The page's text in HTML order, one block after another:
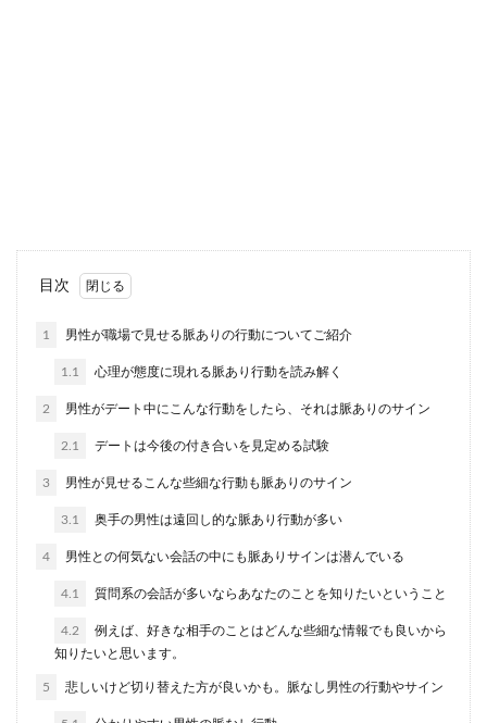
信を持つことができずにいます。そんな男性を好
きになると、...
モラハラ男の特徴を理解し、モラハラ
男との今後を考えていこう
モラハラ男は自分でモラハラをしている事に気が
ついてない、もしくは、モラハラをすることに慣
イケメンなのに結婚しない男性に多い
目次
1 男性が職場で見せる脈ありの行動についてご紹介
1.1 心理が態度に現れる脈あり行動を読み解く
2 男性がデート中にこんな行動をしたら、それは脈ありのサイン
2.1 デートは今後の付き合いを見定める試験
3 男性が見せるこんな些細な行動も脈ありのサイン
3.1 奥手の男性は遠回し的な脈あり行動が多い
4 男性との何気ない会話の中にも脈ありサインは潜んでいる
4.1 質問系の会話が多いならあなたのことを知りたいということ
4.2
例えば、好きな相手のことはどんな些細な情報でも良いから
知りたいと思います。
5 悲しいけど切り替えた方が良いかも。脈なし男性の行動やサイン